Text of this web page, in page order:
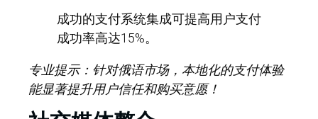
成功的支付系统集成可提高用户支付
成功率高达15%。
专业提示：针对俄语市场，本地化的支付体验
能显著提升用户信任和购买意愿！